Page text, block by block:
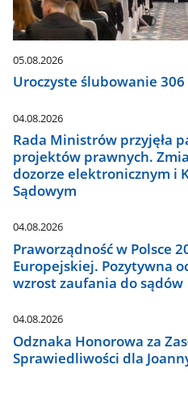
05.08.2026
Uroczyste ślubowanie
04.08.2026
Rada Ministrów przyjęła
projektów prawnych.
dozorze elektronicznym i
Sądowym
04.08.2026
Praworządność w Polsce
Europejskiej. Pozytywna
wzrost zaufania do sądów
04.08.2026
Odznaka Honorowa za
Sprawiedliwości dla